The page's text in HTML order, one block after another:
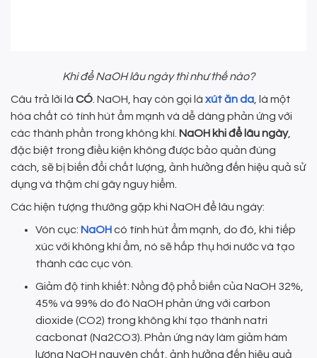
Khi để NaOH lâu ngày thì như thế nào?
Câu trả lời là CÓ . NaOH, hay còn gọi là xút ăn da , là một
hóa chất có tính hút ẩm mạnh và dễ dàng phản ứng với
các thành phần trong không khí. NaOH khi để lâu ngày,
đặc biệt trong điều kiện không được bảo quản đúng
cách, sẽ bị biến đổi chất lượng, ảnh hưởng đến hiệu quả sử
dụng và thậm chí gây nguy hiểm.
Các hiện tượng thường gặp khi NaOH để lâu ngày:
Vón cục: NaOHcó tính hút ẩm mạnh, do đó, khi tiếp
xúc với không khí ẩm, nó sẽ hấp thụ hơi nước và tạo
thành các cục vón.
Giảm độ tinh khiết: Nồng độ phổ biến của NaOH 32%,
45% và 99% do đó NaOH phản ứng với carbon
dioxide (CO2) trong không khí tạo thành natri
cacbonat (Na2CO3). Phản ứng này làm giảm hàm
lượng NaOH nguyên chất, ảnh hưởng đến hiệu quả